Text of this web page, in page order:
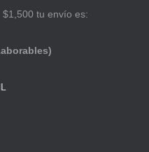
tu envío es: